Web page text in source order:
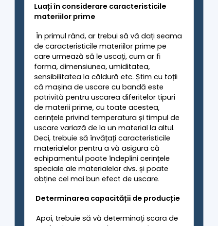
Luați în considerare caracteristicile
materiilor prime
În primul rând, ar trebui să vă dați seama
de caracteristicile materiilor prime pe
care urmează să le uscați, cum ar fi
forma, dimensiunea, umiditatea,
sensibilitatea la căldură etc. Știm cu toții
că mașina de uscare cu bandă este
potrivită pentru uscarea diferitelor tipuri
de materii prime, cu toate acestea,
cerințele privind temperatura și timpul de
uscare variază de la un material la altul.
Deci, trebuie să învățați caracteristicile
materialelor pentru a vă asigura că
echipamentul poate îndeplini cerințele
speciale ale materialelor dvs. și poate
obține cel mai bun efect de uscare.
Determinarea capacității de producție
Apoi, trebuie să vă determinați scara de